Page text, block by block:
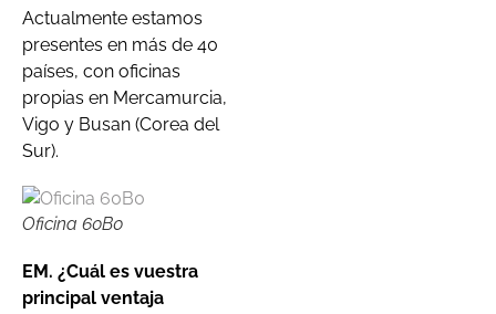
Actualmente estamos
presentes en más de 40
países, con oficinas
propias en Mercamurcia,
Vigo y Busan (Corea del
Sur).
Oficina 60B0
EM. ¿Cuál es vuestra
principal ventaja